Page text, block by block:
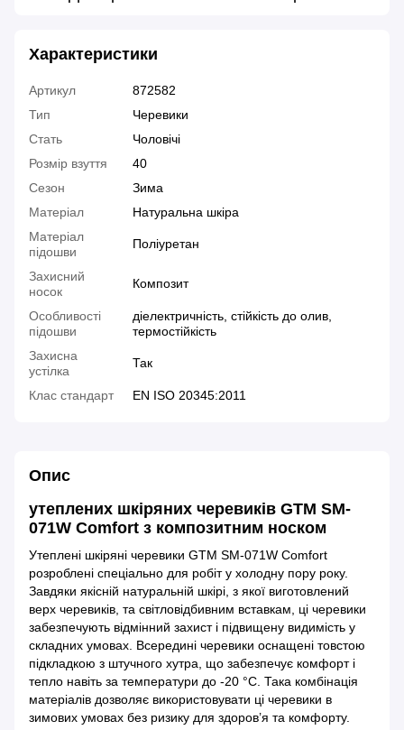
Характеристики
Артикул
872582
Тип
Черевики
Стать
Чоловічі
Розмір взуття
40
Сезон
Зима
Матеріал
Натуральна шкіра
Матеріал
підошви
Поліуретан
Захисний
носок
Композит
Особливості
підошви
діелектричність, стійкість до олив,
термостійкість
Захисна
устілка
Так
Клас стандарт EN ISO 20345:2011
Опис
утеплених шкіряних черевиків GTM SM-
071W Comfort з композитним носком
Утеплені шкіряні черевики GTM SM-071W Comfort
розроблені спеціально для робіт у холодну пору року.
Завдяки якісній натуральній шкірі, з якої виготовлений
верх черевиків, та світловідбивним вставкам, ці черевики
забезпечують відмінний захист і підвищену видимість у
складних умовах. Всередині черевики оснащені товстою
підкладкою з штучного хутра, що забезпечує комфорт і
тепло навіть за температури до -20 °C. Така комбінація
матеріалів дозволяє використовувати ці черевики в
зимових умовах без ризику для здоров’я та комфорту.